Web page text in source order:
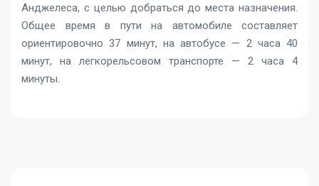
Анджелеса, с целью добраться до места назначения.
Общее время в пути на автомобиле составляет
ориентировочно 37 минут, на автобусе — 2 часа 40
минут, на легкорельсовом транспорте — 2 часа 4
минуты.